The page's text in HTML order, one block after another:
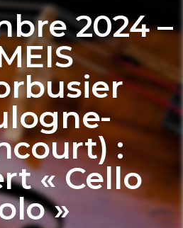
2024 –
:
« Cello
»